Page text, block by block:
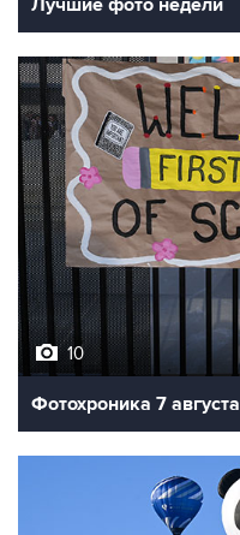
Лучшие фото недели
10
Фотохроника 7 августа